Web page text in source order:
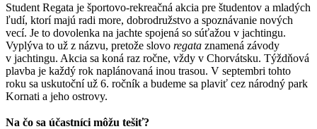
Student Regata je športovo-rekreačná akcia pre študentov a mladých
ľudí, ktorí majú radi more, dobrodružstvo a spoznávanie nových
vecí. Je to dovolenka na jachte spojená so súťažou v jachtingu.
Vyplýva to už z názvu, pretože slovo regata znamená závody
v jachtingu. Akcia sa koná raz ročne, vždy v Chorvátsku. Týždňová
plavba je každý rok naplánovaná inou trasou. V septembri tohto
roku sa uskutoční už 6. ročník a budeme sa plaviť cez národný park
Kornati a jeho ostrovy.
Na čo sa účastníci môžu tešiť?